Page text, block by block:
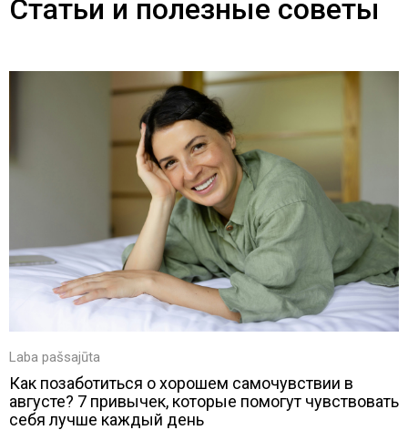
Статьи и полезные советы
Laba pašsajūta
Как позаботиться о хорошем самочувствии в
августе? 7 привычек, которые помогут чувствовать
себя лучше каждый день